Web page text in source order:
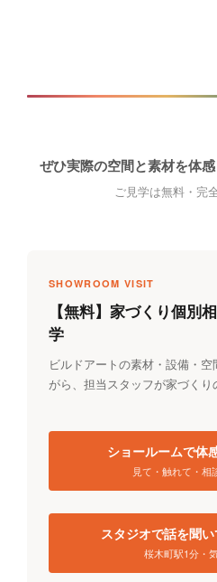
ぜひ実際の空間と素材を体
ご見学は無料・完
SHOWROOM VISIT
【無料】家づくり個別
学
ビルドアートの素材・設備・
がら、担当スタッフが家づくり
ショールームで体
見て・触れて・相
スタジオで話を聞い
桜木町駅1分・